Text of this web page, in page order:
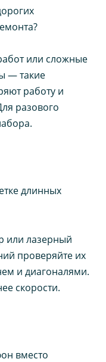
или сложные
— такие
работу и
разового
длинных
или лазерный
проверяйте их
и диагоналями.
скорости.
вместо